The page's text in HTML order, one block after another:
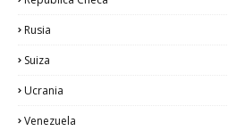
Rusia
Suiza
Ucrania
Venezuela